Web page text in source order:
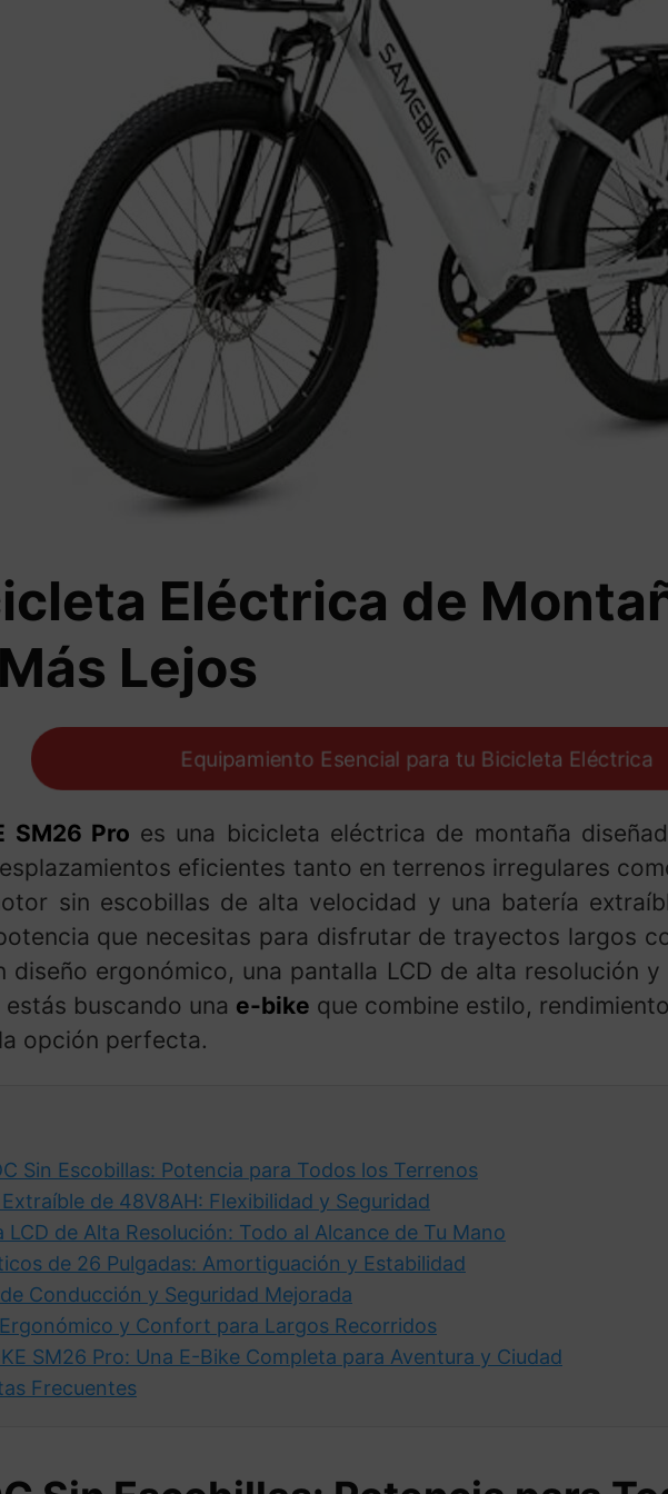
Eléctrica de
Lejos
Equipamiento Esencial para tu Bicicleta Eléctrica
SM26 Pro es una bicicleta eléctrica de montaña
eficientes tanto en terrenos irregulares
sin escobillas de alta velocidad y una batería
que necesitas para disfrutar de trayectos largos
diseño ergonómico, una pantalla LCD de alta resolución
estás buscando una e-bike que combine estilo,
opción perfecta.
Sin Escobillas: Potencia para Todos los Terrenos
de 48V8AH: Flexibilidad y Seguridad
LCD de Alta Resolución: Todo al Alcance de Tu Mano
de 26 Pulgadas: Amortiguación y Estabilidad
Conducción y Seguridad Mejorada
y Confort para Largos Recorridos
SM26 Pro: Una E-Bike Completa para Aventura y Ciudad
Frecuentes